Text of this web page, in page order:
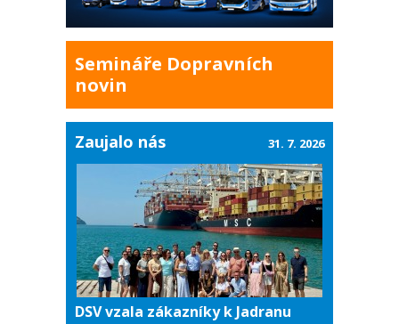
Semináře Dopravních
novin
Zaujalo nás
DSV vzala zákazníky k Jadranu
31. 7. 2026